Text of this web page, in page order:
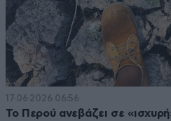
17·06·2026 06:56
Το Περού ανεβάζει σε